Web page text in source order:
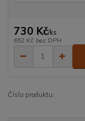
730 Kč/ks
652 Kč bez DPH
Číslo produktu: